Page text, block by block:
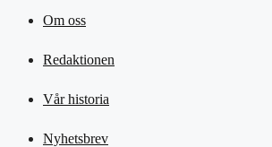
Om oss
Redaktionen
Vår historia
Nyhetsbrev